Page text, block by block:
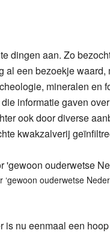
dingen aan. Zo
al een bezoekje
mineralen en
informatie gaven
ook door diverse
kwakzalverij
ouderwetse
is nu eenmaal een hoop